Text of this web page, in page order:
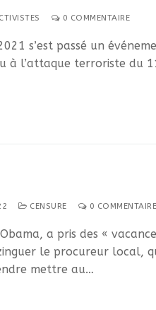
0 COMMENTAIRE
s’est passé un
à l’attaque terroriste du
CENSURE 0 COMMENTAIRE
a pris des «
le procureur local,
mettre au…